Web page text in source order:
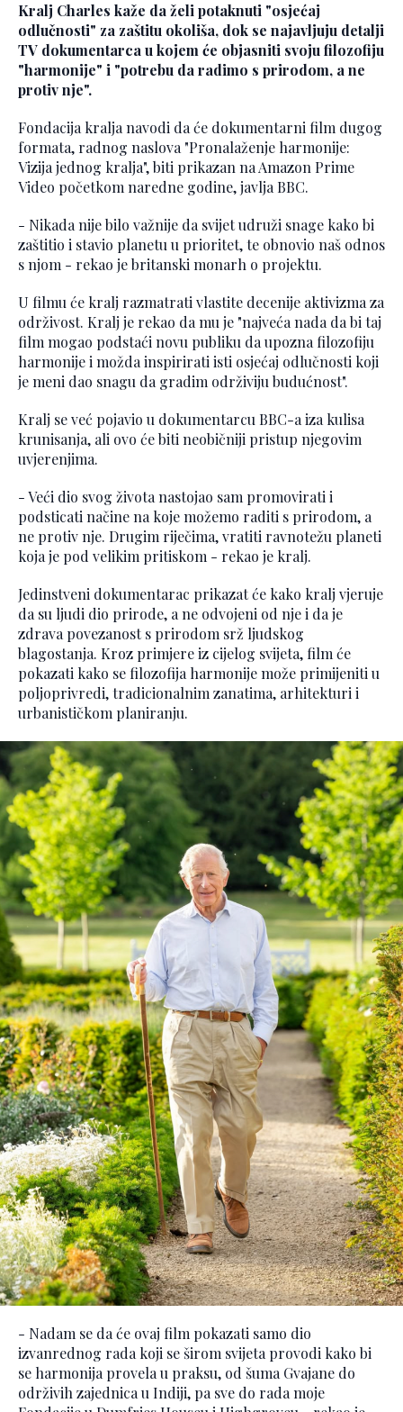
Kralj Charles kaže da želi potaknuti "osjećaj
odlučnosti" za zaštitu okoliša, dok se najavljuju detalji
TV dokumentarca u kojem će objasniti svoju filozofiju
"harmonije" i "potrebu da radimo s prirodom, a ne
protiv nje".
Fondacija kralja navodi da će dokumentarni film dugog
formata, radnog naslova "Pronalaženje harmonije:
Vizija jednog kralja", biti prikazan na Amazon Prime
Video početkom naredne godine, javlja BBC.
- Nikada nije bilo važnije da svijet udruži snage kako bi
zaštitio i stavio planetu u prioritet, te obnovio naš odnos
s njom - rekao je britanski monarh o projektu.
U filmu će kralj razmatrati vlastite decenije aktivizma za
održivost. Kralj je rekao da mu je "najveća nada da bi taj
film mogao podstaći novu publiku da upozna filozofiju
harmonije i možda inspirirati isti osjećaj odlučnosti koji
je meni dao snagu da gradim održiviju budućnost".
Kralj se već pojavio u dokumentarcu BBC-a iza kulisa
krunisanja, ali ovo će biti neobičniji pristup njegovim
uvjerenjima.
- Veći dio svog života nastojao sam promovirati i
podsticati načine na koje možemo raditi s prirodom, a
ne protiv nje. Drugim riječima, vratiti ravnotežu planeti
koja je pod velikim pritiskom - rekao je kralj.
Jedinstveni dokumentarac prikazat će kako kralj vjeruje
da su ljudi dio prirode, a ne odvojeni od nje i da je
zdrava povezanost s prirodom srž ljudskog
blagostanja. Kroz primjere iz cijelog svijeta, film će
pokazati kako se filozofija harmonije može primijeniti u
poljoprivredi, tradicionalnim zanatima, arhitekturi i
urbanističkom planiranju.
- Nadam se da će ovaj film pokazati samo dio
izvanrednog rada koji se širom svijeta provodi kako bi
se harmonija provela u praksu, od šuma Gvajane do
održivih zajednica u Indiji, pa sve do rada moje